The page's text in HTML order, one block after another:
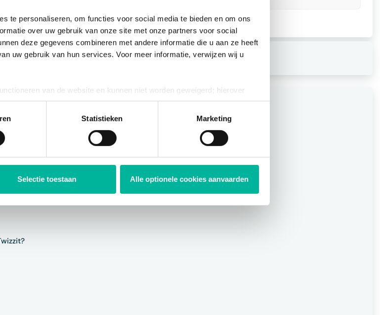
te personaliseren, om functies voor social media te bieden en om ons
over uw gebruik van onze site met onze partners voor social
deze gegevens combineren met andere informatie die u aan ze heeft
uw gebruik van hun services. Voor meer informatie, verwijzen wij u
van de website en kunnen niet worden geweigerd; hierover
voor het gebruik van andere cookies op elk moment intrekken
Statistieken Marketing
Selectie toestaan Alle optionele cookies aanvaarden
ik een antwoord op mijn support ticket verwachten?